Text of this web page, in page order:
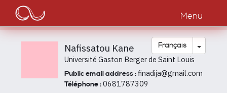
contenu
principal
Main
navigation
Menu
Français Toggle
Nafissatou Kane
Université Gaston Berger de Saint Louis
Public email address :finadija@gmail.com
Téléphone :0681787309